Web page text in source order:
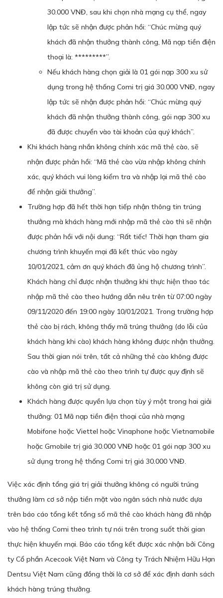
30.000 VNĐ, sau khi chọn nhà mạng cụ thể, ngay
lập tức sẽ nhận được phản hồi: “Chúc mừng quý
khách đã nhận thưởng thành công, Mã nạp tiền điện
thoại là: *********”.
Nếu khách hàng chọn giải là 01 gói nạp 300 xu sử
dụng trong hệ thống Comi trị giá 30.000 VNĐ, ngay
lập tức sẽ nhận được phản hồi: “Chúc mừng quý
khách đã nhận thưởng thành công, gói nạp 300 xu
đã được chuyển vào tài khoản của quý khách”.
Khi khách hàng nhắn không chính xác mã thẻ cào, sẽ
nhận được phản hồi: “Mã thẻ cào vừa nhập không chính
xác, quý khách vui lòng kiểm tra và nhập lại mã thẻ cào
để nhận giải thưởng”.
Trường hợp đã hết thời hạn tiếp nhận thông tin trúng
thưởng mà khách hàng mới nhập mã thẻ cào thì sẽ nhận
được phản hồi với nội dung: “Rất tiếc! Thời hạn tham gia
chương trình khuyến mại đã kết thúc vào ngày
10/01/2021, cảm ơn quý khách đã ủng hộ chương trình”.
Khách hàng chỉ được nhận thưởng khi thực hiện thao tác
nhập mã thẻ cào theo hướng dẫn nêu trên từ 07:00 ngày
09/11/2020 đến 19:00 ngày 10/01/2021. Trong trường hợp
thẻ cào bị rách, không thấy mã trúng thưởng (do lỗi của
khách hàng khi cào) khách hàng không được nhận thưởng.
Sau thời gian nói trên, tất cả những thẻ cào không được
cào và nhập mã thẻ cào theo trình tự được quy định sẽ
không còn giá trị sử dụng.
Khách hàng được quyền lựa chọn tùy ý một trong hai giải
thưởng: 01 Mã nạp tiền điện thoại của nhà mạng
Mobifone hoặc Viettel hoặc Vinaphone hoặc Vietnamobile
hoặc Gmobile trị giá 30.000 VNĐ hoặc 01 gói nạp 300 xu
sử dụng trong hệ thống Comi trị giá 30.000 VNĐ.
Việc xác định tổng giá trị giải thưởng không có người trúng
thưởng làm cơ sở nộp tiền mặt vào ngân sách nhà nước dựa
trên báo cáo tổng kết tổng số mã thẻ cào khách hàng đã nhập
vào hệ thống Comi theo trình tự nói trên trong suốt thời gian
thực hiện khuyến mại. Báo cáo tổng kết được xác nhận bởi Công
ty Cổ phần Acecook Việt Nam và Công ty Trách Nhiệm Hữu Hạn
Dentsu Việt Nam cũng đồng thời là cơ sở để xác định danh sách
khách hàng trúng thưởng.